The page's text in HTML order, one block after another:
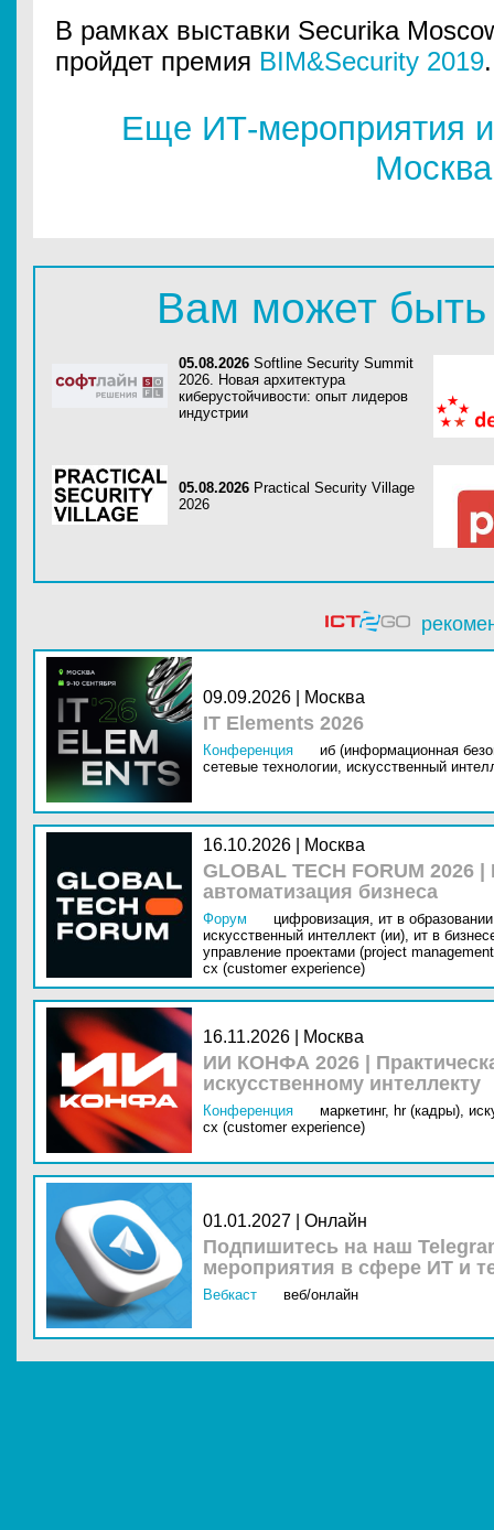
В рамках выставки Securika
пройдет премия BIM&Security 2019.
Еще ИТ-мероприятия
Москва
Вам может быть
05.08.2026 Softline Security Summit
2026. Новая архитектура
киберустойчивости: опыт лидеров
индустрии
05.08.2026 Practical Security Village
2026
09.09.2026 | Москва
IT Elements 2026
Конференция
иб (информационная
сетевые технологии, искусственный
16.10.2026 | Москва
GLOBAL TECH FORUM
автоматизация бизнеса
Форум цифровизация, ит в
искусственный интеллект (ии), ит в
управление проектами (project
cx (customer experience)
16.11.2026 | Москва
ИИ КОНФА 2026 |
искусственному интеллекту
Конференция маркетинг, hr (кадры),
cx (customer experience)
01.01.2027 | Онлайн
Подпишитесь на наш
мероприятия в сфере ИТ и
Вебкаст веб/онлайн